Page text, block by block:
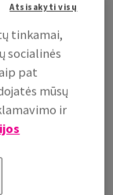
(-Ų)
Kiekių palyginimas
tinkamai,
socialinės
pat
mūsų
ir
Atsisakyti visų